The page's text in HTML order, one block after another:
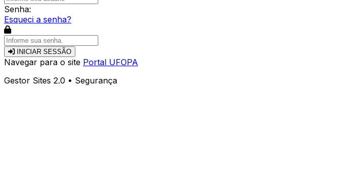
Senha:
Esqueci a senha?
INICIAR SESSÃO
Navegar para o site Portal UFOPA
Gestor Sites 2.0 • Segurança